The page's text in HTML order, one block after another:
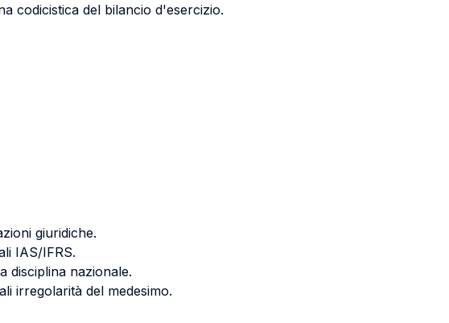
codicistica del bilancio d'esercizio.
giuridiche.
IAS/IFRS.
disciplina nazionale.
irregolarità del medesimo.